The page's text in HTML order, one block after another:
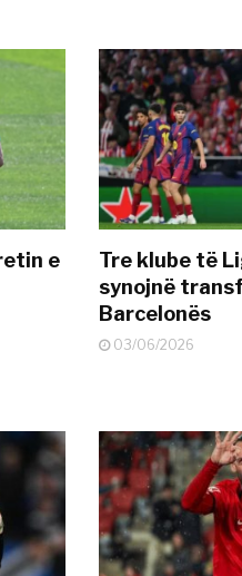
e
Tre klube të
synojnë
Barcelonës
03/06/2026